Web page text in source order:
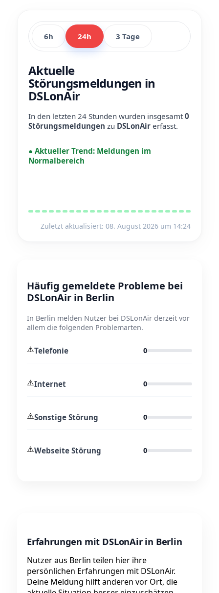
6h 24h 3 Tage
Aktuelle
Störungsmeldungen in
DSLonAir
In den letzten 24 Stunden wurden insgesamt0
Störungsmeldungen zu DSLonAir erfasst.
● Aktueller Trend: Meldungen im
Normalbereich
Zuletzt aktualisiert: 08. August 2026 um 14:24
Häufig gemeldete Probleme bei
DSLonAir in Berlin
In Berlin melden Nutzer bei DSLonAir derzeit vor
allem die folgenden Problemarten.
⚠️Telefonie 0
⚠️Internet 0
⚠️Sonstige Störung 0
⚠️Webseite Störung 0
Erfahrungen mit DSLonAir in Berlin
Nutzer aus Berlin teilen hier ihre
persönlichen Erfahrungen mit DSLonAir.
Deine Meldung hilft anderen vor Ort, die